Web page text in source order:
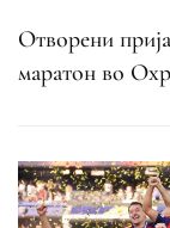
Отворени
маратон во